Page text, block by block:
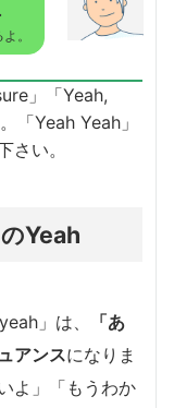
。
」「Yeah,
「Yeah Yeah」
さい。
Yeah
」は、
「あ
アンスになりま
よ」「もうわか